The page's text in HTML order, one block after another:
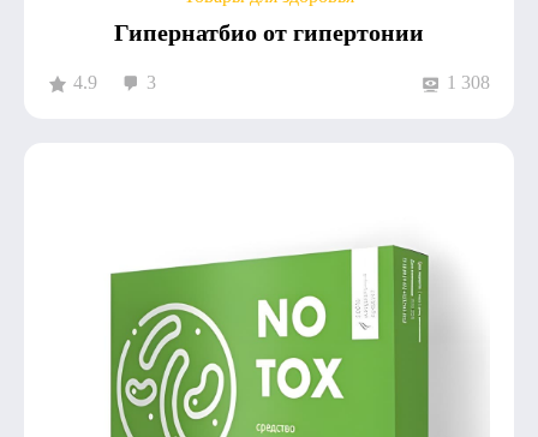
Гипернатбио от гипертонии
4.9 3 1 308